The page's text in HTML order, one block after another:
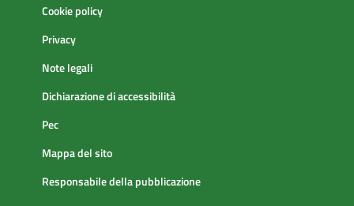
Cookie policy
Privacy
Note legali
Dichiarazione di accessibilità
Pec
Mappa del sito
Responsabile della pubblicazione